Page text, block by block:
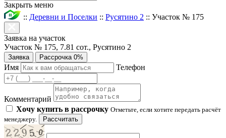
Закрыть меню
:: Деревни и Поселки :: Русятино 2 :: Участок № 175
Заявка на участок
Участок № 175, 7.81 сот., Русятино 2
Заявка Рассрочка 0%
Имя Телефон
Комментарий
Хочу купить в рассрочку Отметьте, если хотите передать расчёт
менеджеру.
Рассчитать